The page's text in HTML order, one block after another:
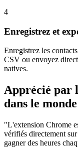
4
Enregistrez et
Enregistrez les
CSV ou envoyez
natives.
Apprécié par
dans le
"L'extension Chrome
vérifiés directement
gagner des heures